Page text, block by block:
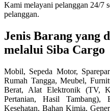
Kami melayani pelanggan 24/7
pelanggan.
Jenis Barang yang
melalui Siba Cargo
Mobil, Sepeda Motor,
Rumah Tangga, Meubel,
Berat, Alat Elektronik (TV,
Pertanian, Hasil Tambang),
Kesehatan, Bahan Kimia,